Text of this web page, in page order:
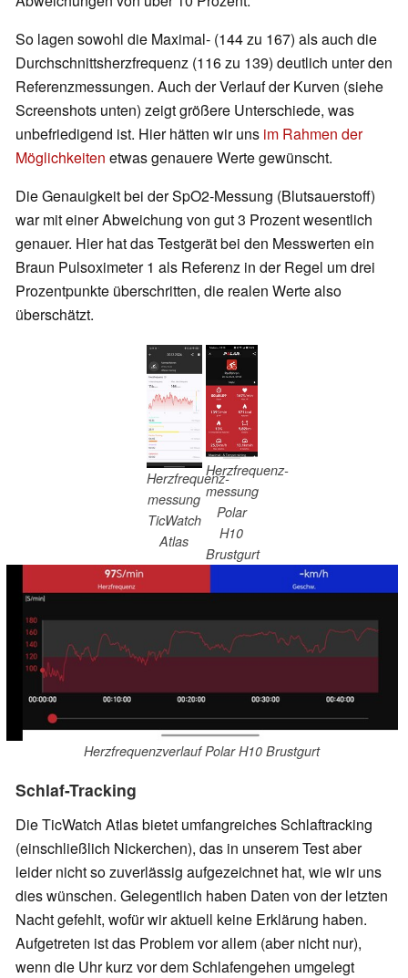
So lagen sowohl die Maximal- (144 zu 167) als auch die
Durchschnittsherzfrequenz (116 zu 139) deutlich unter den
Referenzmessungen. Auch der Verlauf der Kurven (siehe
Screenshots unten) zeigt größere Unterschiede, was
unbefriedigend ist. Hier hätten wir uns im Rahmen der
Möglichkeiten etwas genauere Werte gewünscht.
Die Genauigkeit bei der SpO2-Messung (Blutsauerstoff)
war mit einer Abweichung von gut 3 Prozent wesentlich
genauer. Hier hat das Testgerät bei den Messwerten ein
Braun Pulsoximeter 1 als Referenz in der Regel um drei
Prozentpunkte überschritten, die realen Werte also
überschätzt.
Herzfrequenz-
messung
TicWatch
Atlas
Herzfrequenz-
messung
Polar
H10
Brustgurt
Herzfrequenzverlauf Polar H10 Brustgurt
Schlaf-Tracking
Die TicWatch Atlas bietet umfangreiches Schlaftracking
(einschließlich Nickerchen), das in unserem Test aber
leider nicht so zuverlässig aufgezeichnet hat, wie wir uns
dies wünschen. Gelegentlich haben Daten von der letzten
Nacht gefehlt, wofür wir aktuell keine Erklärung haben.
Aufgetreten ist das Problem vor allem (aber nicht nur),
wenn die Uhr kurz vor dem Schlafengehen umgelegt